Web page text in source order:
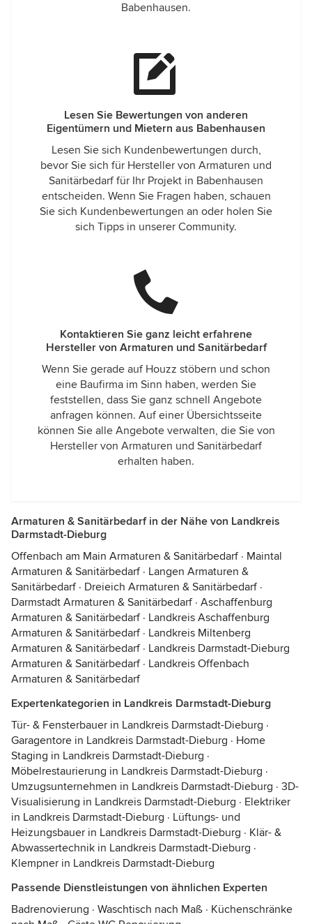
Babenhausen.
Lesen Sie Bewertungen von anderen
Eigentümern und Mietern aus Babenhausen
Lesen Sie sich Kundenbewertungen durch,
bevor Sie sich für Hersteller von Armaturen und
Sanitärbedarf für Ihr Projekt in Babenhausen
entscheiden. Wenn Sie Fragen haben, schauen
Sie sich Kundenbewertungen an oder holen Sie
sich Tipps in unserer Community.
Kontaktieren Sie ganz leicht erfahrene
Hersteller von Armaturen und Sanitärbedarf
Wenn Sie gerade auf Houzz stöbern und schon
eine Baufirma im Sinn haben, werden Sie
feststellen, dass Sie ganz schnell Angebote
anfragen können. Auf einer Übersichtsseite
können Sie alle Angebote verwalten, die Sie von
Hersteller von Armaturen und Sanitärbedarf
erhalten haben.
Armaturen & Sanitärbedarf in der Nähe von Landkreis
Darmstadt-Dieburg
Offenbach am Main Armaturen & Sanitärbedarf· Maintal
Armaturen & Sanitärbedarf· Langen Armaturen &
Sanitärbedarf· Dreieich Armaturen & Sanitärbedarf·
Darmstadt Armaturen & Sanitärbedarf· Aschaffenburg
Armaturen & Sanitärbedarf· Landkreis Aschaffenburg
Armaturen & Sanitärbedarf· Landkreis Miltenberg
Armaturen & Sanitärbedarf· Landkreis Darmstadt-Dieburg
Armaturen & Sanitärbedarf· Landkreis Offenbach
Armaturen & Sanitärbedarf
Expertenkategorien in Landkreis Darmstadt-Dieburg
Tür- & Fensterbauer in Landkreis Darmstadt-Dieburg ·
Garagentore in Landkreis Darmstadt-Dieburg · Home
Staging in Landkreis Darmstadt-Dieburg ·
Möbelrestaurierung in Landkreis Darmstadt-Dieburg ·
Umzugsunternehmen in Landkreis Darmstadt-Dieburg · 3D-
Visualisierung in Landkreis Darmstadt-Dieburg · Elektriker
in Landkreis Darmstadt-Dieburg · Lüftungs- und
Heizungsbauer in Landkreis Darmstadt-Dieburg · Klär- &
Abwassertechnik in Landkreis Darmstadt-Dieburg ·
Klempner in Landkreis Darmstadt-Dieburg
Passende Dienstleistungen von ähnlichen Experten
Badrenovierung · Waschtisch nach Maß · Küchenschränke